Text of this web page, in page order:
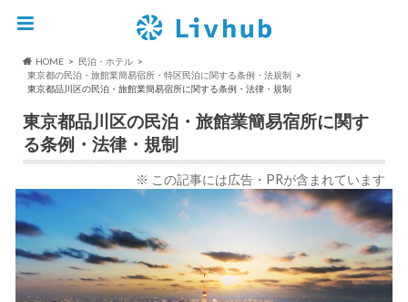
HOME
民泊・ホテル
東京都の民泊・旅館業簡易宿所・特区民泊に関する条例・法規制
東京都品川区の民泊・旅館業簡易宿所に関する条例・法律・規制
東京都品川区の民泊・旅館業簡易宿所に関す
る条例・法律・規制
※ この記事には広告・PRが含まれています